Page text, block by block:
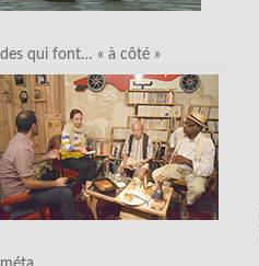
des qui font… « à côté »